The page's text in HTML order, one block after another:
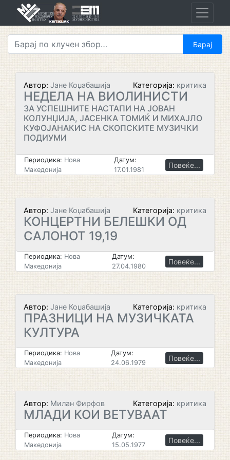
Автор: Јане Коџабашија Категорија: критика
НЕДЕЛА НА ВИОЛИНИСТИ
ЗА УСПЕШНИТЕ НАСТАПИ НА ЈОВАН
КОЛУНЏИЈА, ЈАСЕНКА ТОМИЌ И МИХАЈЛО
КУФОЈАНАКИС НА СКОПСКИТЕ МУЗИЧКИ
ПОДИУМИ
Периодика: Нова
Македонија
Датум:
17.01.1981
Повеќе...
Автор: Јане Коџабашија Категорија: критика
КОНЦЕРТНИ БЕЛЕШКИ ОД
САЛОНОТ 19,19
Периодика: Нова
Македонија
Датум:
27.04.1980
Повеќе...
Автор: Јане Коџабашија Категорија: критика
ПРАЗНИЦИ НА МУЗИЧКАТА
КУЛТУРА
Периодика: Нова
Македонија
Датум:
24.06.1979
Повеќе...
Автор: Милан Фирфов Категорија: критика
МЛАДИ КОИ ВЕТУВААТ
Периодика: Нова
Македонија
Датум:
15.05.1977
Повеќе...